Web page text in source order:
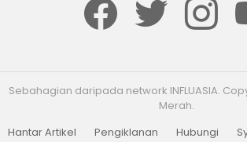
Sebahagian daripada network INFLUASIA.
Merah.
Hantar Artikel
Pengiklanan Hubungi